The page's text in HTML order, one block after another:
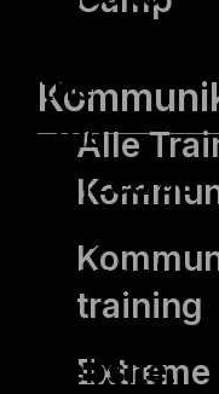
Alle
training
the
the
as
essential
website.